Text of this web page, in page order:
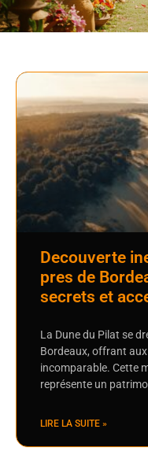
Decouverte
pres de
secrets et
La Dune du Pilat se
Bordeaux, offrant
incomparable. Cette
représente un
LIRE LA SUITE »